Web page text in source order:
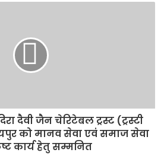
दैवी जैन चेरिटेबल ट्रस्ट (ट्रस्टी
को मानव सेवा एवं समाज सेवा
कार्य हेतु सम्मनित